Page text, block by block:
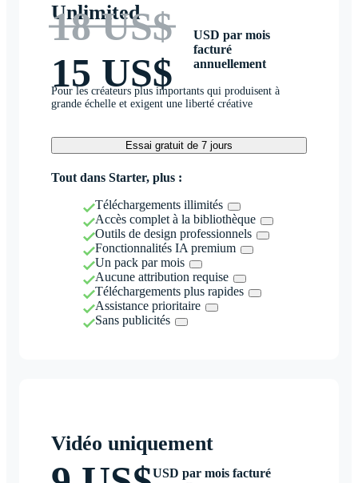
Unlimited
18 US$
15 US$
USD par mois
facturé
annuellement
Pour les créateurs plus importants qui produisent à
grande échelle et exigent une liberté créative
Essai gratuit de 7 jours
Tout dans Starter, plus :
Téléchargements illimités
Accès complet à la bibliothèque
Outils de design professionnels
Fonctionnalités IA premium
Un pack par mois
Aucune attribution requise
Téléchargements plus rapides
Assistance prioritaire
Sans publicités
Vidéo uniquement
USD par mois facturé